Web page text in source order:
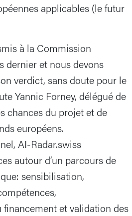
applicables (le futur
à la Commission
dernier et nous devons
verdict, sans doute pour le
Yannic Forney, délégué de
chances du projet et de
européens.
AI-Radar.swiss
autour d’un parcours de
sensibilisation,
et validation des